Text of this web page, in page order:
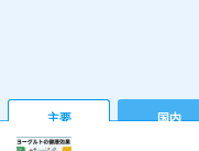
主要 国内